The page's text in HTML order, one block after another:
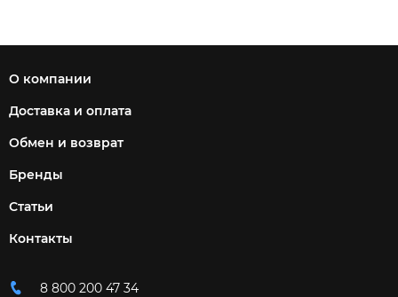
О компании
Доставка и оплата
Обмен и возврат
Бренды
Статьи
Контакты
8 800 200 47 34